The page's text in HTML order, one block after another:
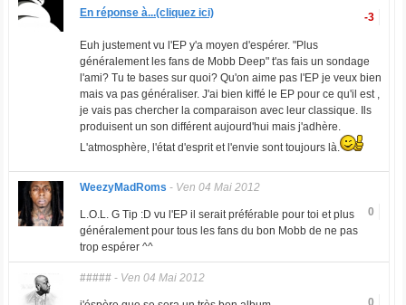
-3
En réponse à...(cliquez ici)
Euh justement vu l'EP y'a moyen d'espérer. "Plus
généralement les fans de Mobb Deep" t'as fais un sondage
l'ami? Tu te bases sur quoi? Qu'on aime pas l'EP je veux bien
mais va pas généraliser. J'ai bien kiffé le EP pour ce qu'il est ,
je vais pas chercher la comparaison avec leur classique. Ils
produisent un son différent aujourd'hui mais j'adhère.
L'atmosphère, l'état d'esprit et l'envie sont toujours là.
WeezyMadRoms - Ven 04 Mai 2012
0
L.O.L. G Tip :D vu l'EP il serait préférable pour toi et plus
généralement pour tous les fans du bon Mobb de ne pas
trop espérer ^^
#####- Ven 04 Mai 2012
0